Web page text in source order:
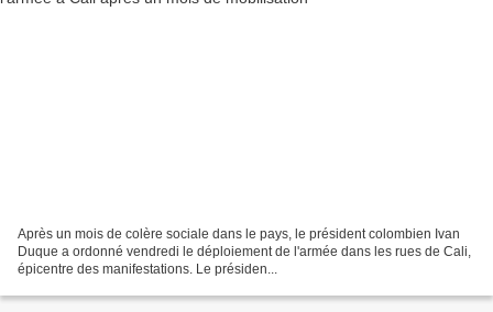
Après un mois de colère sociale dans le pays, le président colombien Ivan
Duque a ordonné vendredi le déploiement de l'armée dans les rues de Cali,
épicentre des manifestations. Le présiden...